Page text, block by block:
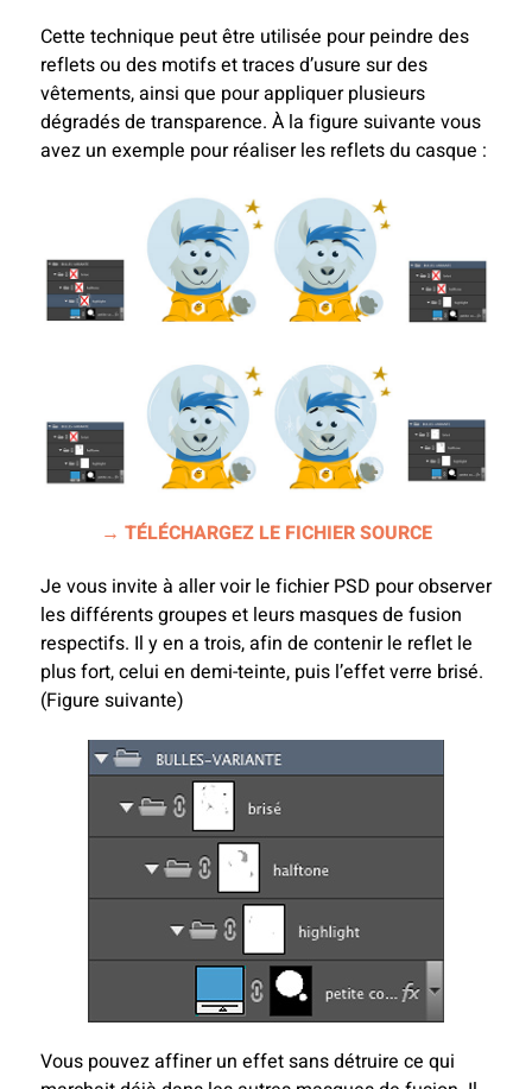
Cette technique peut être utilisée pour peindre des
reflets ou des motifs et traces d’usure sur des
vêtements, ainsi que pour appliquer plusieurs
dégradés de transparence. À la figure suivante vous
avez un exemple pour réaliser les reflets du casque :
→ TÉLÉCHARGEZ LE FICHIER SOURCE
Je vous invite à aller voir le fichier PSD pour observer
les différents groupes et leurs masques de fusion
respectifs. Il y en a trois, afin de contenir le reflet le
plus fort, celui en demi-teinte, puis l’effet verre brisé.
(Figure suivante)
Vous pouvez affiner un effet sans détruire ce qui